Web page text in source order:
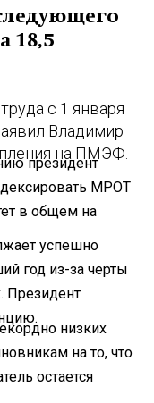
18,5
с 1 января
Владимир
на ПМЭФ.
президент
МРОТ
в общем на
успешно
год из-за черты
Президент
низких
на то, что
остается